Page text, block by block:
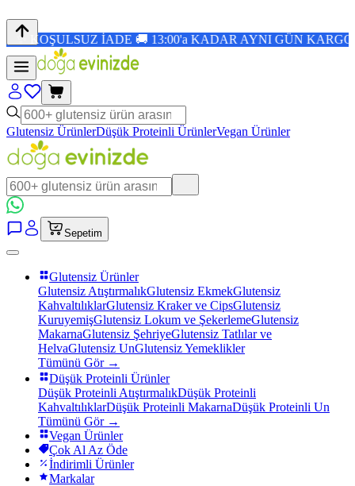
🚚 13:00'a KADAR AYNI GÜN KARGO 🎉 1.500 TL
Glutensiz ÜrünlerDüşük Proteinli ÜrünlerVegan Ürünler
Sepetim
Glutensiz Ürünler
Glutensiz AtıştırmalıkGlutensiz EkmekGlutensiz
KahvaltılıklarGlutensiz Kraker ve CipsGlutensiz
KuruyemişGlutensiz Lokum ve ŞekerlemeGlutensiz
MakarnaGlutensiz ŞehriyeGlutensiz Tatlılar ve
HelvaGlutensiz UnGlutensiz Yemeklikler
Tümünü Gör →
Düşük Proteinli Ürünler
Düşük Proteinli AtıştırmalıkDüşük Proteinli
KahvaltılıklarDüşük Proteinli MakarnaDüşük Proteinli Un
Tümünü Gör →
Vegan Ürünler
Çok Al Az Öde
İndirimli Ürünler
Markalar